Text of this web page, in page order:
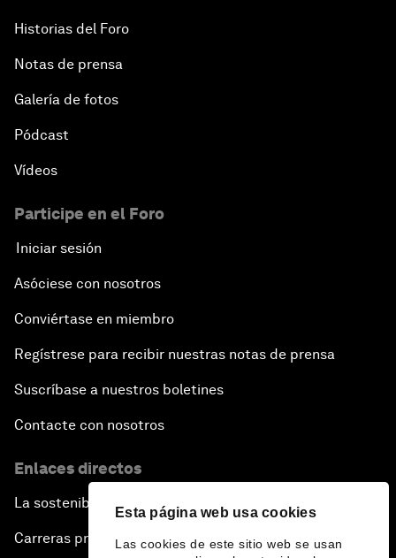
Esta página web usa cookies
Las cookies de este sitio web se usan
Historias del Foro
Notas de prensa
Galería de fotos
Pódcast
Vídeos
Participe en el Foro
Iniciar sesión
Asóciese con nosotros
Conviértase en miembro
Regístrese para recibir nuestras notas de prensa
Suscríbase a nuestros boletines
Contacte con nosotros
Enlaces directos
La sostenibilidad en el Foro
Carreras profesionales